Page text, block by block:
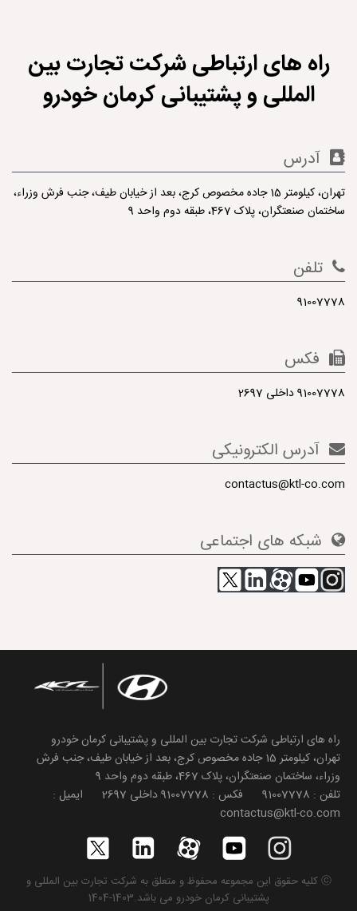
راه های ارتباطی شرکت تجارت بین
المللی و پشتیبانی کرمان خودرو
آدرس
تهران، کیلومتر 15 جاده مخصوص کرج، بعد از خیابان طیف، جنب فرش وزراء،
ساختمان صنعتگران، پلاک 467، طبقه دوم واحد 9
تلفن
91007778
فکس
91007778 داخلی 2697
آدرس الکترونیکی
contactus@ktl-co.com
شبکه های اجتماعی
راه های ارتباطی شرکت تجارت بین المللی و پشتیبانی کرمان خودرو
تهران، کیلومتر 15 جاده مخصوص کرج، بعد از خیابان طیف، جنب فرش
وزراء، ساختمان صنعتگران، پلاک 467، طبقه دوم واحد 9
تلفن : 91007778 فکس : 91007778 داخلی 2697 ایمیل :
contactus@ktl-co.com
ⓒ کلیه حقوق این مجموعه محفوظ و متعلق به شرکت تجارت بین المللی و
پشتیبانی کرمان خودرو می باشد.1403-1404